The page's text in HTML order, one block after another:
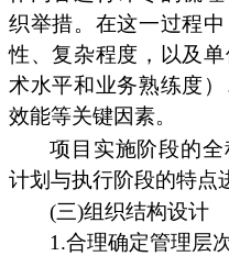
织举措。在这一过程
性、复杂程度，以及
术水平和业务熟练度
效能等关键因素。
项目实施阶段的
计划与执行阶段的特点
(三)组织结构设计
1.合理确定管理层次